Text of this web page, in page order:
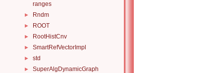
ranges
► Rndm
► ROOT
► RootHistCnv
► SmartRefVectorImpl
► std
► SuperAlgDynamicGraph